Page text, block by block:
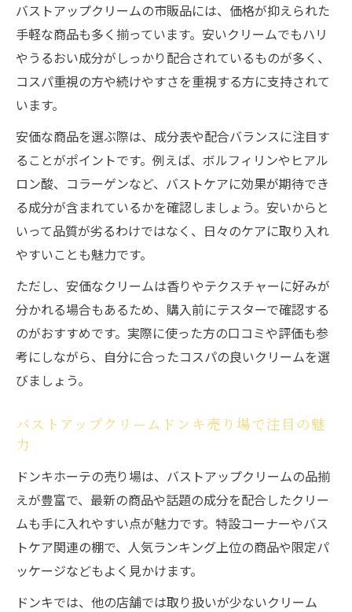
バストアップクリームの市販品には、価格が抑えられた
手軽な商品も多く揃っています。安いクリームでもハリ
やうるおい成分がしっかり配合されているものが多く、
コスパ重視の方や続けやすさを重視する方に支持されて
います。
安価な商品を選ぶ際は、成分表や配合バランスに注目す
ることがポイントです。例えば、ボルフィリンやヒアル
ロン酸、コラーゲンなど、バストケアに効果が期待でき
る成分が含まれているかを確認しましょう。安いからと
いって品質が劣るわけではなく、日々のケアに取り入れ
やすいことも魅力です。
ただし、安価なクリームは香りやテクスチャーに好みが
分かれる場合もあるため、購入前にテスターで確認する
のがおすすめです。実際に使った方の口コミや評価も参
考にしながら、自分に合ったコスパの良いクリームを選
びましょう。
バストアップクリームドンキ売り場で注目の魅
力
ドンキホーテの売り場は、バストアップクリームの品揃
えが豊富で、最新の商品や話題の成分を配合したクリー
ムも手に入れやすい点が魅力です。特設コーナーやバス
トケア関連の棚で、人気ランキング上位の商品や限定パ
ッケージなどもよく見かけます。
ドンキでは、他の店舗では取り扱いが少ないクリーム